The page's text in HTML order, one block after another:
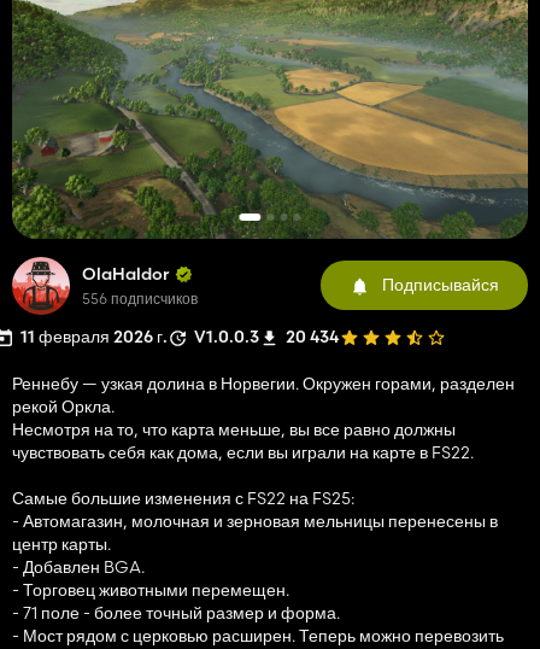
OlaHaldor
556 подписчиков
Подписывайся
11 февраля 2026 г. V1.0.0.3 20 434
Реннебу — узкая долина в Норвегии. Окружен горами, разделен
рекой Оркла.
Несмотря на то, что карта меньше, вы все равно должны
чувствовать себя как дома, если вы играли на карте в FS22.
Самые большие изменения с FS22 на FS25:
- Автомагазин, молочная и зерновая мельницы перенесены в
центр карты.
- Добавлен BGA.
- Торговец животными перемещен.
- 71 поле - более точный размер и форма.
- Мост рядом с церковью расширен. Теперь можно перевозить